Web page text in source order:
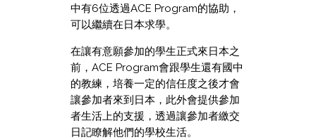
中有6位透過ACE Program的協助，
可以繼續在日本求學。
在讓有意願參加的學生正式來日本之
前，ACE Program會跟學生還有國中
的教練，培養一定的信任度之後才會
讓參加者來到日本，此外會提供參加
者生活上的支援，透過讓參加者繳交
日記瞭解他們的學校生活。